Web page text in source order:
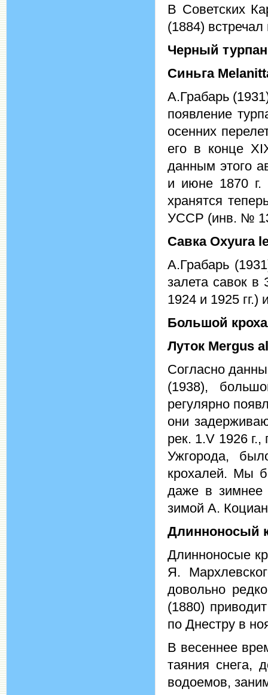
В Советских
(1884)
Черный
Синьга
А.Грабарь
появление
осенних
его в конце
данным этого
и июне 1870 г.
хранятся
УССР (инв. №
Савка Oxyura
А.Грабарь
залета савок
1924 и 1925
Большой
Луток Mergus
Согласно
(1938),
регулярно
они
рек. 1.V 1926
Ужгорода,
крохалей. Мы
даже в зимнее
зимой А.
Длинноносый
Длинноносые
Я.
довольно
(1880)
по Днестру в
В весеннее
таяния снега,
водоемов,